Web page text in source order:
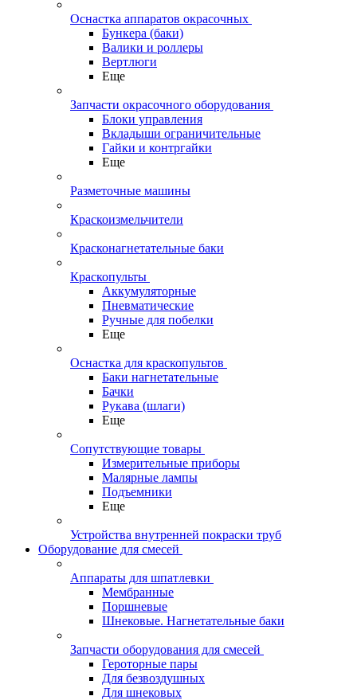
Оснастка аппаратов окрасочных
Бункера (баки)
Валики и роллеры
Вертлюги
Еще
Запчасти окрасочного оборудования
Блоки управления
Вкладыши ограничительные
Гайки и контргайки
Еще
Разметочные машины
Краскоизмельчители
Красконагнетательные баки
Краскопульты
Аккумуляторные
Пневматические
Ручные для побелки
Еще
Оснастка для краскопультов
Баки нагнетательные
Бачки
Рукава (шлаги)
Еще
Сопутствующие товары
Измерительные приборы
Малярные лампы
Подъемники
Еще
Устройства внутренней покраски труб
Оборудование для смесей
Аппараты для шпатлевки
Мембранные
Поршневые
Шнековые. Нагнетательные баки
Запчасти оборудования для смесей
Героторные пары
Для безвоздушных
Для шнековых